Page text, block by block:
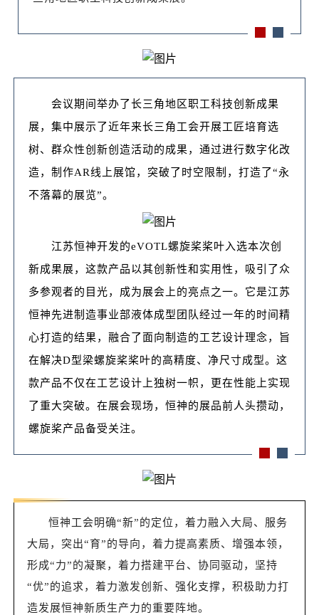
会议期间举办了长三角地区职工科技创新成果
展，集中展示了近年来长三角工会开展工匠培育选
树、群众性创新创造活动的成果，通过进行数字化改
造，制作AR线上展馆，突破了时空限制，打造了“永
不落幕的展览”。
江苏恒神开发的eVOTL螺旋桨桨叶入选本次创
新成果展，这款产品以其创新性和实用性，吸引了众
多参观者的目光，成为展会上的亮点之一。它是江苏
恒神先进制造事业部液体成型团队经过一年的时间精
心打造的结果，融合了面向制造的工艺设计理念，旨
在解决D型梁螺旋桨桨叶的高精度、净尺寸成型。这
款产品不仅在工艺设计上独树一帜，更在性能上实现
了重大突破。在展会现场，恒神的展品前人头攒动，
螺旋桨产品备受关注。
恒神工会明确“新”的定位，着力融入大局、服务
大局，突出“育”的导向，着力提高素质、增强本领，
形成“力”的凝聚，着力搭建平台、协同驱动，坚持
“优”的追求，着力激发创新、强化支撑，积极助力打
造发展恒神新质生产力的重要阵地。